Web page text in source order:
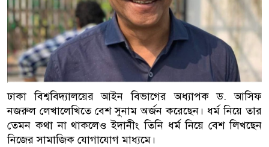
ঢাকা বিশ্ববিদ্যালয়ের আইন বিভাগের অধ্যাপক ড. আসিফ
নজরুল লেখালেখিতে বেশ সুনাম অর্জন করেছেন। ধর্ম নিয়ে তার
তেমন কথা না থাকলেও ইদানীং তিনি ধর্ম নিয়ে বেশ লিখছেন
নিজের সামাজিক যোগাযোগ মাধ্যমে।